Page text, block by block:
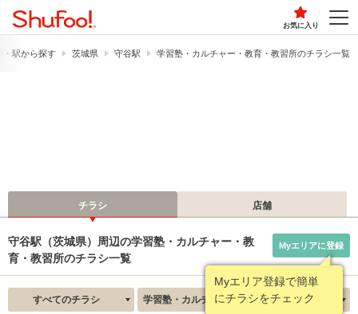
お気に入り
・駅から探す 茨城県 守谷駅 学習塾・カルチャー・教育・教習所のチラシ一覧
チラシ 店舗
守谷駅（茨城県）周辺の学習塾・カルチャー・教
育・教習所のチラシ一覧
Myエリア登録で簡単
にチラシをチェック
Myエリアに登録
すべてのチラシ 学習塾・カルチャー・教育・教習所 新着順